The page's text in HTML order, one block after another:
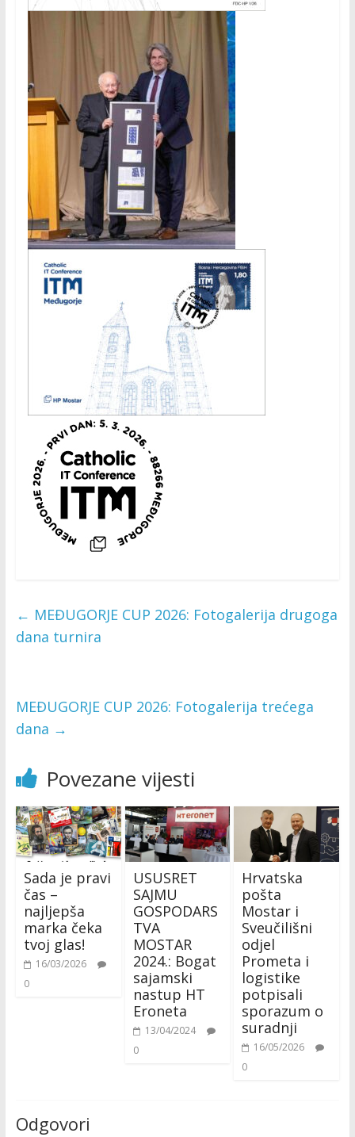
← MEĐUGORJE CUP 2026: Fotogalerija drugoga
dana turnira
MEĐUGORJE CUP 2026: Fotogalerija trećega
dana →
Povezane vijesti
Sada je pravi
čas –
najljepša
marka čeka
tvoj glas!
16/03/2026
0
USUSRET
SAJMU
GOSPODARS
TVA
MOSTAR
2024.: Bogat
sajamski
nastup HT
Eroneta
13/04/2024
0
Hrvatska
pošta
Mostar i
Sveučilišni
odjel
Prometa i
logistike
potpisali
sporazum o
suradnji
16/05/2026
0
Odgovori